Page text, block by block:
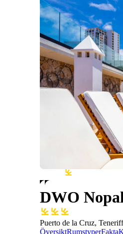
DWO
Puerto de la Cruz,
ÖversiktRumstyperFakta